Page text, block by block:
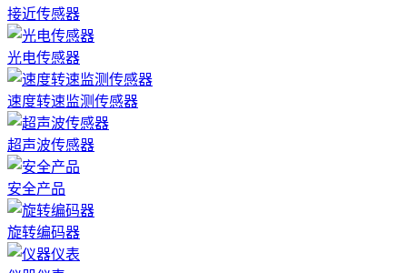
接近传感器
光电传感器
速度转速监测传感器
超声波传感器
安全产品
旋转编码器